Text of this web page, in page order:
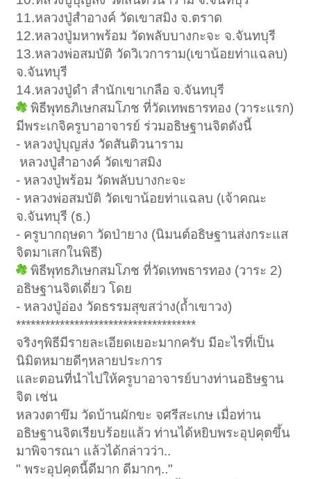
11.หลวงปู่สำอางค์ วัดเขาสมิง จ.ตราด
12.หลวงปู่มหาพร้อม วัดพลับบางกะจะ จ.จันทบุรี
13.หลวงพ่อสมบัติ วัดวิเวการาม(เขาน้อยท่าแฉลบ)
จ.จันทบุรี
14.หลวงปู่ดำ สำนักเขาเกลือ จ.จันทบุรี
พิธีพุทธภิเษกสมโภช ที่วัดเทพธารทอง (วาระแรก)
มีพระเกจิครูบาอาจารย์ ร่วมอธิษฐานจิตดังนี้
- หลวงปู่บุญส่ง วัดสันติวนาราม
่ หลวงปู่สำอางค์ วัดเขาสมิง
- หลวงปู่พร้อม วัดพลับบางกะจะ
- หลวงพ่อสมบัติ วัดเขาน้อยท่าแฉลบ (เจ้าคณะ
จ.จันทบุรี (ธ.)
- ครูบากฤษดา วัดป่ายาง (นิมนต์อธิษฐานส่งกระแส
จิตมาเสกในพิธี)
พิธีพุทธภิเษกสมโภช ที่วัดเทพธารทอง (วาระ 2)
อธิษฐานจิตเดี่ยว โดย
- หลวงปู่อ่อง วัดธรรมสุขสว่าง(ถ้ำเขาวง)
*************************************
จริงๆพิธีมีรายละเอียดเยอะมากครับ มีอะไรที่เป็น
นิมิตหมายดีๆหลายประการ
และตอนที่นำไปให้ครูบาอาจารย์บางท่านอธิษฐาน
จิต เช่น
หลวงตาขึม วัดบ้านผักขะ จศรีสะเกษ เมื่อท่าน
อธิษฐานจิตเรียบร้อยแล้ว ท่านได้หยิบพระอุปคุตขึ้น
มาพิจารณา แล้วได้กล่าวว่า..
" พระอุปคุตนี้ดีมาก ดีมากๆ.."